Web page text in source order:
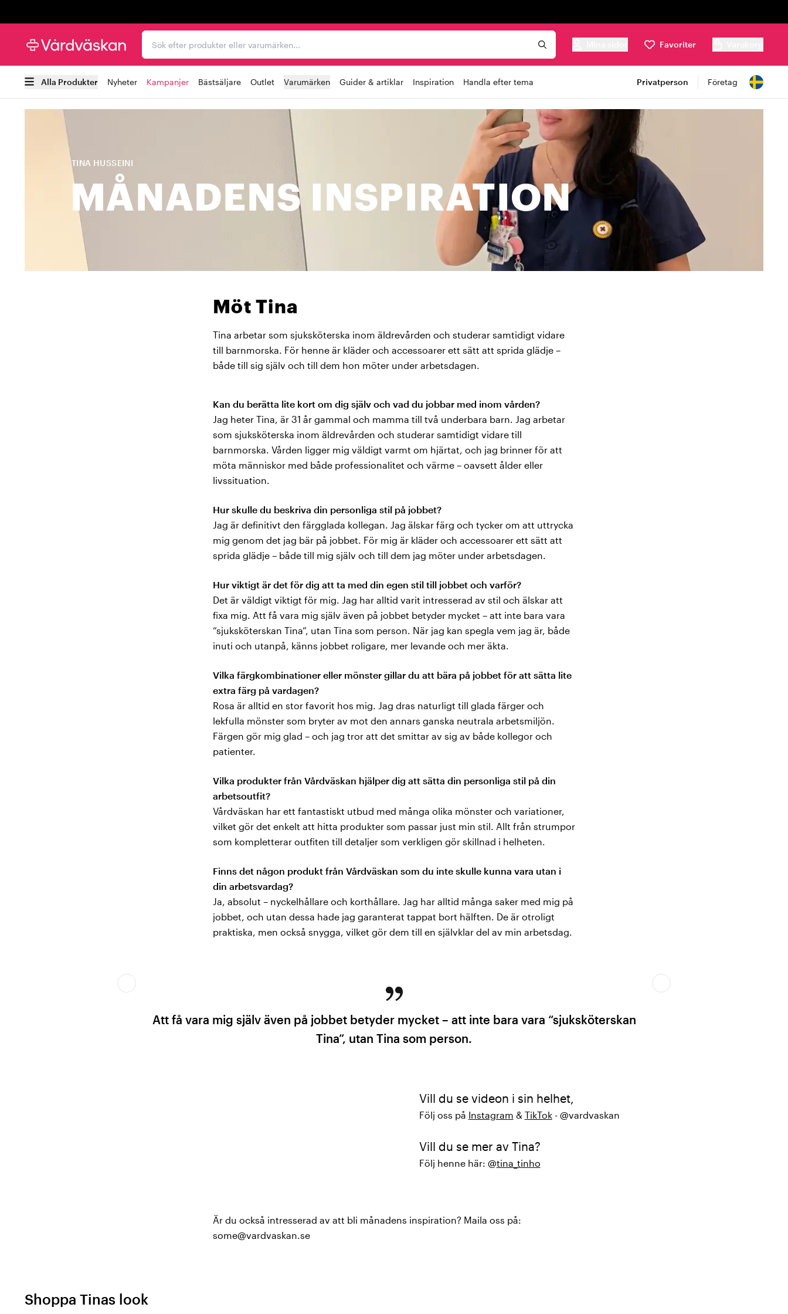
Sök efter produkter eller varumärken...
Favoriter
Alla Produkter Nyheter Kampanjer Bästsäljare Outlet Varumärken Guider & artiklar Inspiration Handla efter tema Privatperson Företag
TINA HUSSEINI
MÅNADENS INSPIRATION
Möt Tina
Tina arbetar som sjuksköterska inom äldrevården och studerar samtidigt vidare
till barnmorska. För henne är kläder och accessoarer ett sätt att sprida glädje –
både till sig själv och till dem hon möter under arbetsdagen.
Kan du berätta lite kort om dig själv och vad du jobbar med inom vården?
Jag heter Tina, är 31 år gammal och mamma till två underbara barn. Jag arbetar
som sjuksköterska inom äldrevården och studerar samtidigt vidare till
barnmorska. Vården ligger mig väldigt varmt om hjärtat, och jag brinner för att
möta människor med både professionalitet och värme – oavsett ålder eller
livssituation.
Hur skulle du beskriva din personliga stil på jobbet?
Jag är definitivt den färgglada kollegan. Jag älskar färg och tycker om att uttrycka
mig genom det jag bär på jobbet. För mig är kläder och accessoarer ett sätt att
sprida glädje – både till mig själv och till dem jag möter under arbetsdagen.
Hur viktigt är det för dig att ta med din egen stil till jobbet och varför?
Det är väldigt viktigt för mig. Jag har alltid varit intresserad av stil och älskar att
fixa mig. Att få vara mig själv även på jobbet betyder mycket – att inte bara vara
“sjuksköterskan Tina”, utan Tina som person. När jag kan spegla vem jag är, både
inuti och utanpå, känns jobbet roligare, mer levande och mer äkta.
Vilka färgkombinationer eller mönster gillar du att bära på jobbet för att sätta lite
extra färg på vardagen?
Rosa är alltid en stor favorit hos mig. Jag dras naturligt till glada färger och
lekfulla mönster som bryter av mot den annars ganska neutrala arbetsmiljön.
Färgen gör mig glad – och jag tror att det smittar av sig av både kollegor och
patienter.
Vilka produkter från Vårdväskan hjälper dig att sätta din personliga stil på din
arbetsoutfit?
Vårdväskan har ett fantastiskt utbud med många olika mönster och variationer,
vilket gör det enkelt att hitta produkter som passar just min stil. Allt från strumpor
som kompletterar outfiten till detaljer som verkligen gör skillnad i helheten.
Finns det någon produkt från Vårdväskan som du inte skulle kunna vara utan i
din arbetsvardag?
Ja, absolut – nyckelhållare och korthållare. Jag har alltid många saker med mig på
jobbet, och utan dessa hade jag garanterat tappat bort hälften. De är otroligt
praktiska, men också snygga, vilket gör dem till en självklar del av min arbetsdag.
Att få vara mig själv även på jobbet betyder mycket – att inte bara vara “sjuksköterskan
Tina”, utan Tina som person.
Vill du se videon i sin helhet,
Följ oss på Instagram & TikTok- @vardvaskan
Vill du se mer av Tina?
Följ henne här: @tina_tinho
Är du också intresserad av att bli månadens inspiration? Maila oss på:
some@vardvaskan.se
Shoppa Tinas look